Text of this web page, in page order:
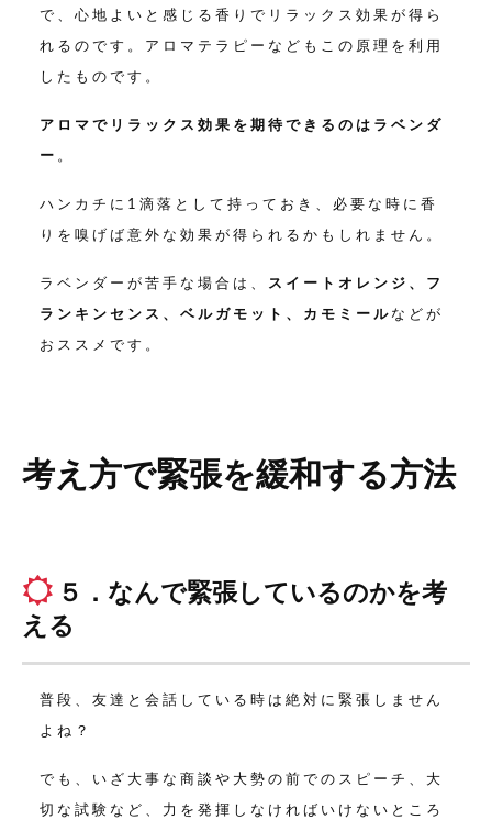
で、心地よいと感じる香りでリラックス効果が得ら
れるのです。アロマテラピーなどもこの原理を利用
したものです。
アロマでリラックス効果を期待できるのはラベンダ
ー 。
ハンカチに1滴落として持っておき、必要な時に香
りを嗅げば意外な効果が得られるかもしれません。
ラベンダーが苦手な場合は、 スイートオレンジ、フ
ランキンセンス、ベルガモット、カモミール などが
おススメです。
考え方で緊張を緩和する方法
５．なんで緊張しているのかを考
える
普段、友達と会話している時は絶対に緊張しません
よね？
でも、いざ大事な商談や大勢の前でのスピーチ、大
切な試験など、 力を発揮しなければいけないところ